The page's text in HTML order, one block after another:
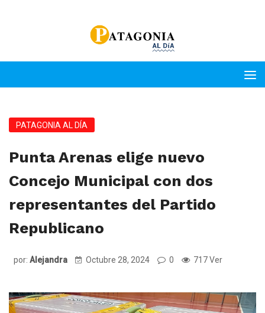
PATAGONIA AL DÍA
Punta Arenas elige nuevo
Concejo Municipal con dos
representantes del Partido
Republicano
por: Alejandra Octubre 28, 2024 0 717 Ver